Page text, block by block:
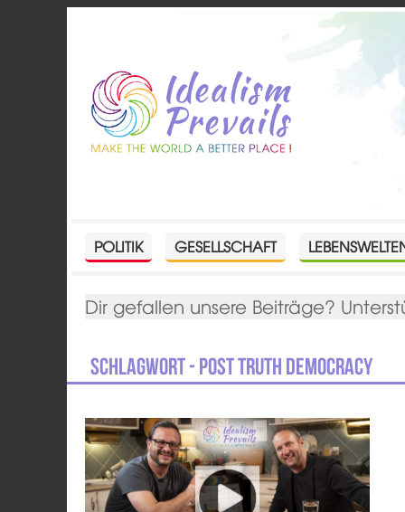
POLITIK GESELLSCHAFT
Dir gefallen unsere Beiträge?
Schlagwort - post truth democracy